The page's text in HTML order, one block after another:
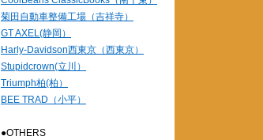
菊田自動車整備工場（吉祥寺）
GT AXEL(静岡）
Harly-Davidson西東京（西東京）
Stupidcrown(立川）
Triumph柏(柏）
BEE TRAD（小平）
●OTHERS